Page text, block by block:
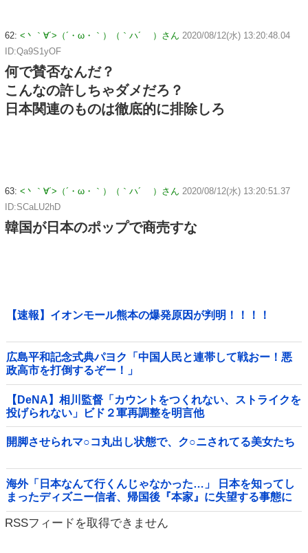
62: <丶｀∀´>（´・ω・｀）（｀ハ´ ）さん 2020/08/12(水) 13:20:48.04
ID:Qa9S1yOF
何で賛否なんだ？
こんなの許しちゃダメだろ？
日本関連のものは徹底的に排除しろ
63: <丶｀∀´>（´・ω・｀）（｀ハ´ ）さん 2020/08/12(水) 13:20:51.37
ID:SCaLU2hD
韓国が日本のポップで商売すな
【速報】イオンモール熊本の爆発原因が判明！！！！
広島平和記念式典パヨク「中国人民と連帯して戦おー！悪
政高市を打倒するぞー！」
【DeNA】相川監督「カウントをつくれない、ストライクを
投げられない」ビド２軍再調整を明言他
開脚させられマ○コ丸出し状態で、ク○ニされてる美女たち
海外「日本なんて行くんじゃなかった…」 日本を知ってし
まったディズニー信者、帰国後『本家』に失望する事態に
RSSフィードを取得できません